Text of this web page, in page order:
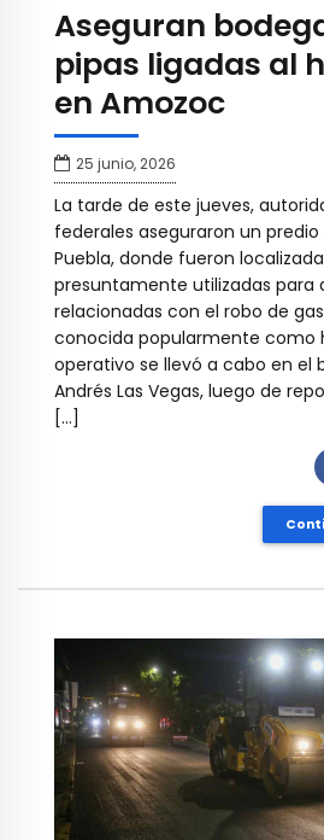
Aseguran
pipas ligadas al
en Amozoc
25 junio, 2026
La tarde de este jueves,
federales aseguraron un
Puebla, donde fueron
presuntamente utilizadas para
relacionadas con el robo de
conocida popularmente como
operativo se llevó a cabo en el
Andrés Las Vegas, luego de
[…]